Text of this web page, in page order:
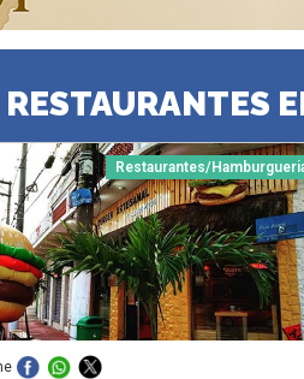
RESTAURANTES
Restaurantes/